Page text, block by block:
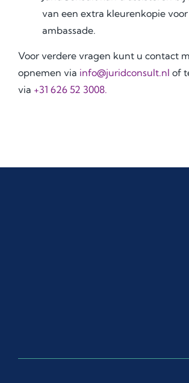
van een extra kleurenkopie
ambassade.
Voor verdere vragen kunt u contact
opnemen via info@juridconsult.nl of
via +31 626 52 3008.